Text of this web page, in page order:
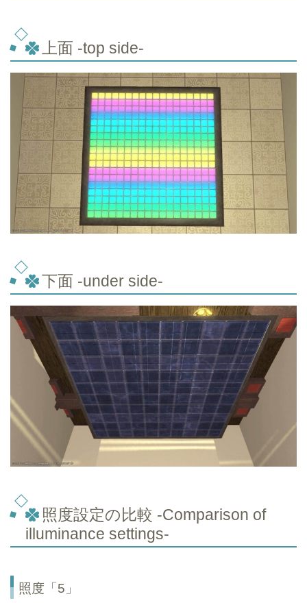
上面 -top side-
下面 -under side-
照度設定の比較 -Comparison of
illuminance settings-
照度「5」